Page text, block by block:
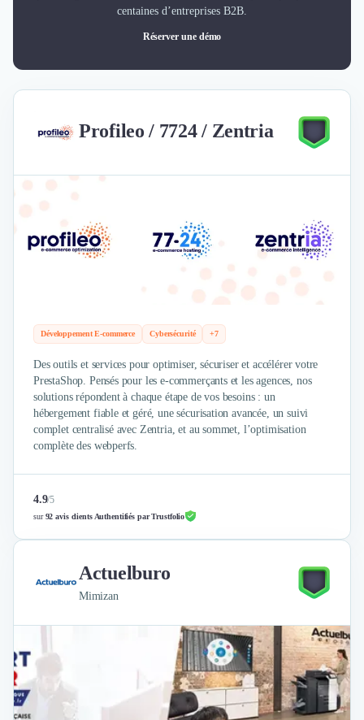
centaines d’entreprises B2B.
Réserver une démo
Profileo / 7724 / Zentria
Développement E-commerce Cybersécurité +7
Des outils et services pour optimiser, sécuriser et accélérer votre
PrestaShop. Pensés pour les e-commerçants et les agences, nos
solutions répondent à chaque étape de vos besoins : un
hébergement fiable et géré, une sécurisation avancée, un suivi
complet centralisé avec Zentria, et au sommet, l’optimisation
complète des webperfs.
4.9/5
sur92 avis clients Authentifiés par Trustfolio
Actuelburo
Mimizan